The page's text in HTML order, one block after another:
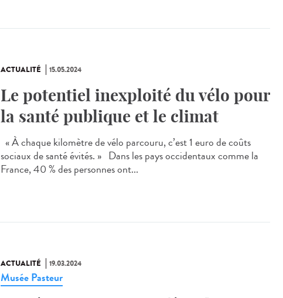
ACTUALITÉ 15.05.2024
Le potentiel inexploité du vélo pour
la santé publique et le climat
« À chaque kilomètre de vélo parcouru, c’est 1 euro de coûts
sociaux de santé évités. » Dans les pays occidentaux comme la
France, 40 % des personnes ont...
ACTUALITÉ 19.03.2024
Musée Pasteur